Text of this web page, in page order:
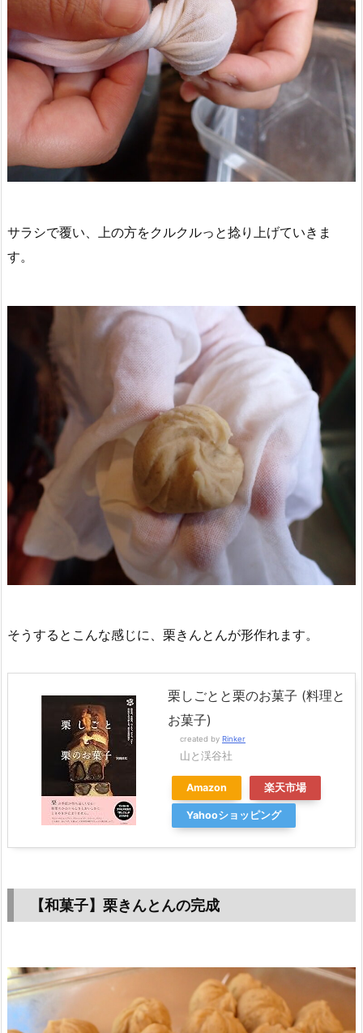
サラシで覆い、上の方をクルクルっと捻り上げていきま
す。
そうするとこんな感じに、栗きんとんが形作れます。
栗しごとと栗のお菓子 (料理と
お菓子)
created by Rinker
山と渓谷社
Amazon 楽天市場
Yahooショッピング
【和菓子】栗きんとんの完成